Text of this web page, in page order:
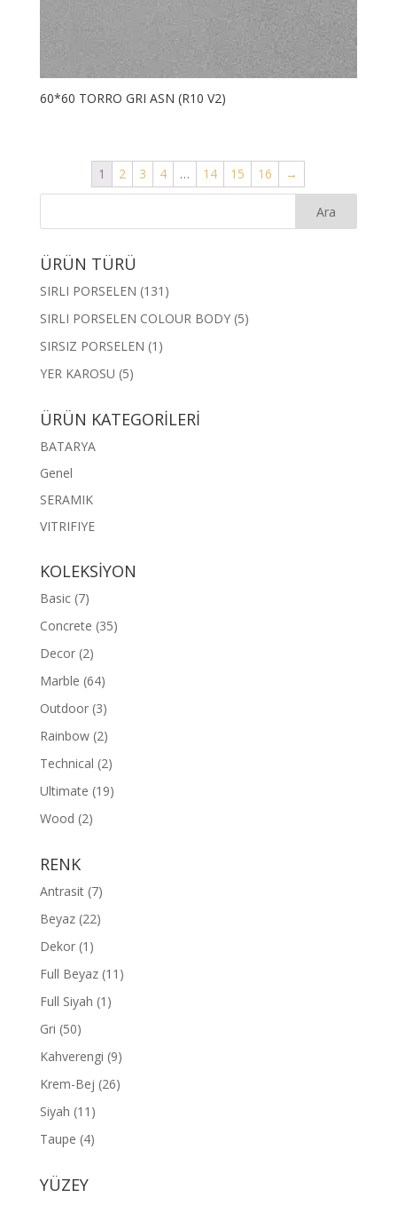
60*60 TORRO GRI ASN (R10 V2)
1 2 3 4 … 14 15 16 →
ÜRÜN TÜRÜ
SIRLI PORSELEN (131)
SIRLI PORSELEN COLOUR BODY (5)
SIRSIZ PORSELEN (1)
YER KAROSU (5)
ÜRÜN KATEGORİLERİ
BATARYA
Genel
SERAMIK
VITRIFIYE
KOLEKSİYON
Basic (7)
Concrete (35)
Decor (2)
Marble (64)
Outdoor (3)
Rainbow (2)
Technical (2)
Ultimate (19)
Wood (2)
RENK
Antrasit (7)
Beyaz (22)
Dekor (1)
Full Beyaz (11)
Full Siyah (1)
Gri (50)
Kahverengi (9)
Krem-Bej (26)
Siyah (11)
Taupe (4)
YÜZEY